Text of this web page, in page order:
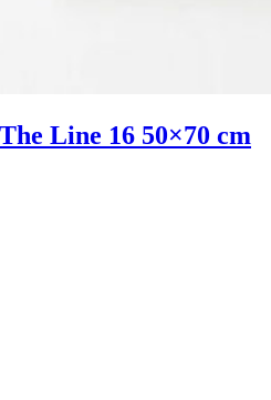
Line 16 50×70 cm